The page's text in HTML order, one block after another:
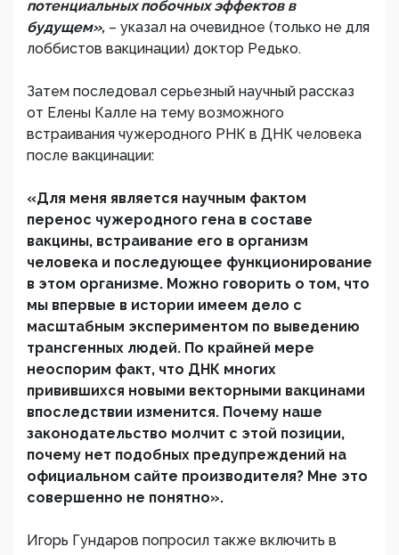
потенциальных побочных эффектов в
будущем», – указал на очевидное (только не для
лоббистов вакцинации) доктор Редько.
Затем последовал серьезный научный рассказ
от Елены Калле на тему возможного
встраивания чужеродного РНК в ДНК человека
после вакцинации:
«Для меня является научным фактом
перенос чужеродного гена в составе
вакцины, встраивание его в организм
человека и последующее функционирование
в этом организме. Можно говорить о том, что
мы впервые в истории имеем дело с
масштабным экспериментом по выведению
трансгенных людей. По крайней мере
неоспорим факт, что ДНК многих
привившихся новыми векторными вакцинами
впоследствии изменится. Почему наше
законодательство молчит с этой позиции,
почему нет подобных предупреждений на
официальном сайте производителя? Мне это
совершенно не понятно».
Игорь Гундаров попросил также включить в